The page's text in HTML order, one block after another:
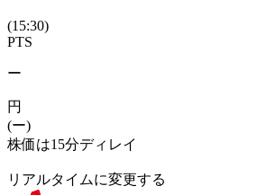
(15:30)
PTS
ー
円
(ー)
株価は15分ディレイ
リアルタイムに変更する